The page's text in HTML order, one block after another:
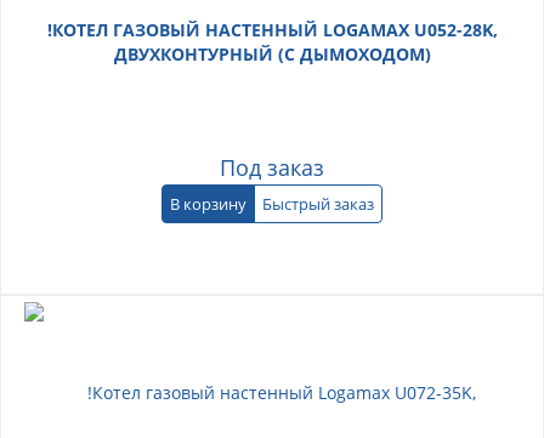
!КОТЕЛ ГАЗОВЫЙ НАСТЕННЫЙ LOGAMAX U052-28K,
ДВУХКОНТУРНЫЙ (С ДЫМОХОДОМ)
Под заказ
В корзину Быстрый заказ